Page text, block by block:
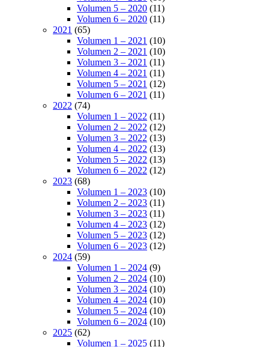
Volumen 5 – 2020 (11)
Volumen 6 – 2020 (11)
2021 (65)
Volumen 1 – 2021 (10)
Volumen 2 – 2021 (10)
Volumen 3 – 2021 (11)
Volumen 4 – 2021 (11)
Volumen 5 – 2021 (12)
Volumen 6 – 2021 (11)
2022 (74)
Volumen 1 – 2022 (11)
Volumen 2 – 2022 (12)
Volumen 3 – 2022 (13)
Volumen 4 – 2022 (13)
Volumen 5 – 2022 (13)
Volumen 6 – 2022 (12)
2023 (68)
Volumen 1 – 2023 (10)
Volumen 2 – 2023 (11)
Volumen 3 – 2023 (11)
Volumen 4 – 2023 (12)
Volumen 5 – 2023 (12)
Volumen 6 – 2023 (12)
2024 (59)
Volumen 1 – 2024 (9)
Volumen 2 – 2024 (10)
Volumen 3 – 2024 (10)
Volumen 4 – 2024 (10)
Volumen 5 – 2024 (10)
Volumen 6 – 2024 (10)
2025 (62)
Volumen 1 – 2025 (11)